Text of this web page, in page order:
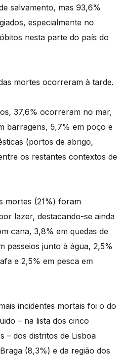
salvamento, mas 93,6%
especialmente no
nesta parte do país do
mortes ocorreram à tarde.
37,6% ocorreram no mar,
barragens, 5,7% em poço e
(portos de abrigo,
os restantes contextos de
mortes (21%) foram
lazer, destacando-se ainda
cana, 3,8% em quedas de
passeios junto à água, 2,5%
e 2,5% em pesca em
incidentes mortais foi o do
– na lista dos cinco
– dos distritos de Lisboa
(8,3%) e da região dos